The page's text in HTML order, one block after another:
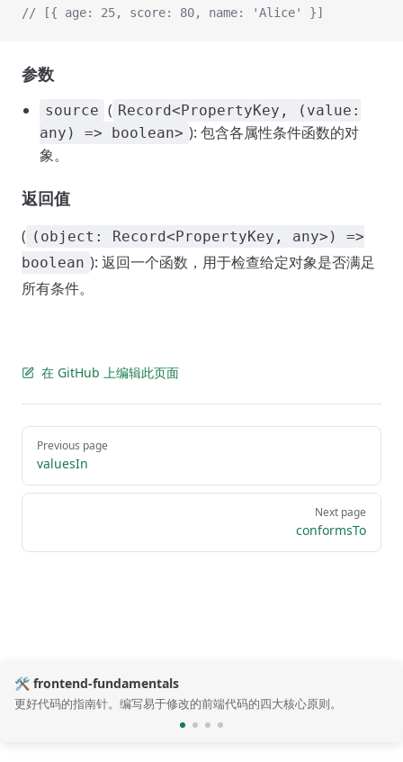
// [{ age: 25, score: 80, name: 'Alice' }]
参数
source ( Record<PropertyKey, (value:
any) => boolean> ): 包含各属性条件函数的对
象。
返回值
( (object: Record<PropertyKey, any>) =>
boolean ): 返回一个函数，用于检查给定对象是否满足
所有条件。
在 GitHub 上编辑此页面
Pager
Previous page
valuesIn
Next page
conformsTo
🛠️ frontend-fundamentals
更好代码的指南针。编写易于修改的前端代码的四大核心原则。